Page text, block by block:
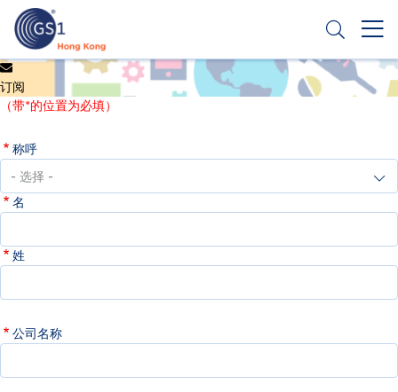
主
要
内
Header
Top
Menu
申请条码
订阅
（带*的位置为必填）
称呼
名
姓
公司名称